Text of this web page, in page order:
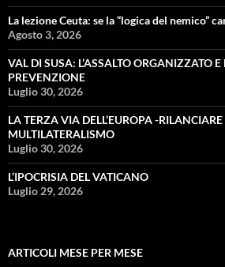
La lezione Ceuta: se la “logica del nemico”
Agosto 3, 2026
VAL DI SUSA: L’ASSALTO ORGANIZZATO E
PREVENZIONE
Luglio 30, 2026
LA TERZA VIA DELL’EUROPA -
MULTILATERALISMO
Luglio 30, 2026
L’IPOCRISIA DEL VATICANO
Luglio 29, 2026
ARTICOLI MESE PER MESE